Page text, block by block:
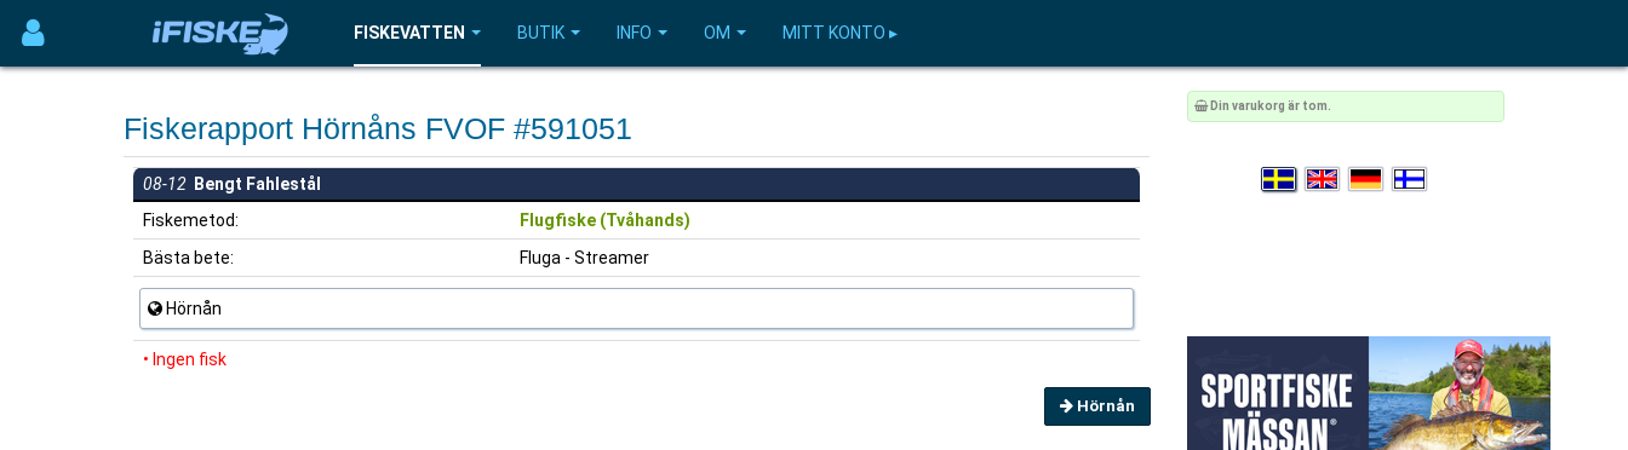
FISKEVATTEN BUTIK INFO OM MITT KONTO ▸
Fiskerapport Hörnåns FVOF #591051
08-12 Bengt Fahlestål
Fiskemetod:
Flugfiske (Tvåhands)
Bästa bete:
Fluga - Streamer
Hörnån
• Ingen fisk
Hörnån
Din varukorg är tom.